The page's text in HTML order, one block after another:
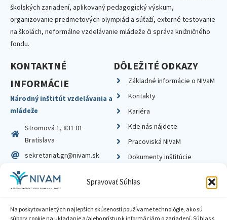
Spravovať Súhlas
Na poskytovanie tých najlepších skúseností používame technológie, ako sú
súbory cookie na ukladanie a/alebo prístup k informáciám o zariadení. Súhlas s
školských zariadení, aplikovaný pedagogický výskum,
organizovanie predmetových olympiád a súťaží, externé testovanie
na školách, neformálne vzdelávanie mládeže či správa knižničného
fondu.
KONTAKTNÉ
INFORMÁCIE
Národný inštitút vzdelávania a
mládeže
Stromová 1, 831 01
Bratislava
sekretariat.gr@nivam.sk
IČO: 00164348
DIČ: 2020798714
DÔLEŽITÉ ODKAZY
Základné informácie o NIVaM
Kontakty
Kariéra
Kde nás nájdete
Pracoviská NIVaM
Dokumenty inštitúcie